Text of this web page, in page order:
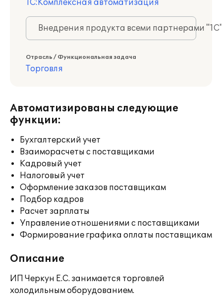
1С:Комплексная автоматизация
Внедрения продукта всеми партнерами
Отрасль / Функциональная задача
Торговля
Автоматизированы следующие
функции:
Бухгалтерский учет
Взаиморасчеты с поставщиками
Кадровый учет
Налоговый учет
Оформление заказов поставщикам
Подбор кадров
Расчет зарплаты
Управление отношениями с поставщиками
Формирование графика оплаты поставщикам
Описание
ИП Черкун Е.С. занимается торговлей
холодильным оборудованием.